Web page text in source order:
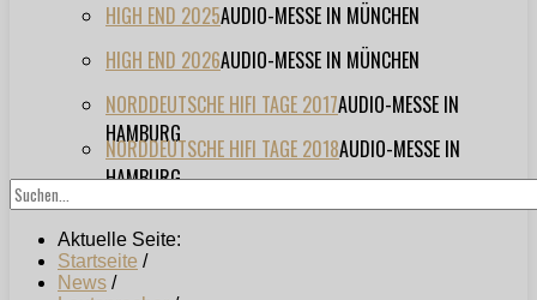
HIGH END 2025AUDIO-MESSE IN MÜNCHEN
HIGH END 2026AUDIO-MESSE IN MÜNCHEN
NORDDEUTSCHE HIFI TAGE 2017AUDIO-MESSE IN
HAMBURG
NORDDEUTSCHE HIFI TAGE 2018AUDIO-MESSE IN
HAMBURG
Aktuelle Seite:
Startseite /
News /